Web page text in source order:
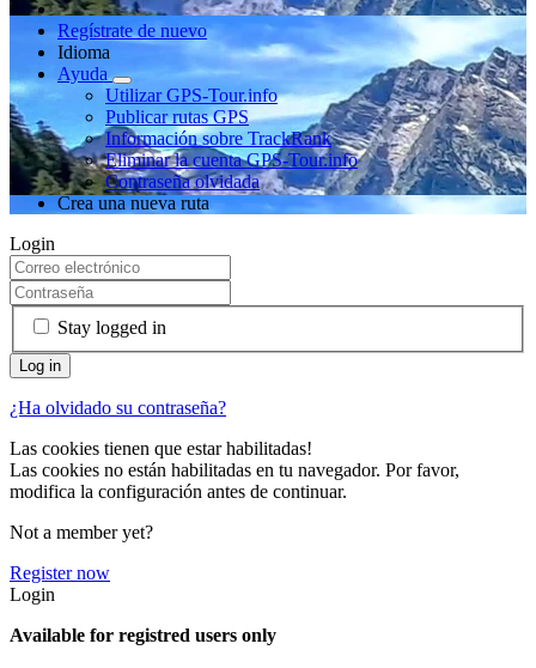
Regístrate de nuevo
Idioma
Ayuda
Utilizar GPS-Tour.info
Publicar rutas GPS
Información sobre TrackRank
Eliminar la cuenta GPS-Tour.info
Contraseña olvidada
Crea una nueva ruta
Login
Stay logged in
¿Ha olvidado su contraseña?
Las cookies tienen que estar habilitadas!
Las cookies no están habilitadas en tu navegador. Por favor,
modifica la configuración antes de continuar.
Not a member yet?
Register now
Login
Available for registred users only